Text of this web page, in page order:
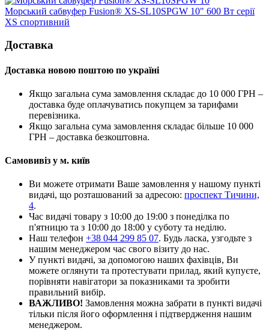
Морський сабвуфер Fusion® XS-SL10SPGW 10" 600 Вт серії
XS спортивний
Доставка
Доставка новою поштою по україні
Якщо загальна сума замовлення складає до 10 000 ГРН –
доставка буде оплачуватись покупцем за тарифами
перевізника.
Якщо загальна сума замовлення складає більше 10 000
ГРН – доставка безкоштовна.
Самовивіз у м. київ
Ви можете отримати Ваше замовлення у нашому пункті
видачі, що розташований за адресою: проспект Тичини,
4.
Час видачі товару з 10:00 до 19:00 з понеділка по
п'ятницю та з 10:00 до 18:00 у суботу та неділю.
Наш телефон +38 044 299 85 07. Будь ласка, узгодьте з
нашим менеджером час свого візиту до нас.
У пункті видачі, за допомогою наших фахівців, Ви
можете оглянути та протестувати прилад, який купуєте,
порівняти навігатори за показниками та зробити
правильний вибір.
ВАЖЛИВО! Замовлення можна забрати в пункті видачі
тільки після його оформлення і підтвердження нашим
менеджером.